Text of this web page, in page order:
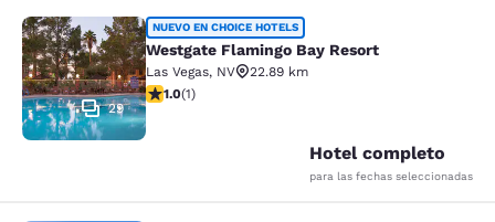
Westgate Flamingo Bay Resort
29
NUEVO EN CHOICE HOTELS
Westgate Flamingo Bay Resort
Las Vegas, NV
22.89 km
calificación de 1 estrella. Feria. 1 reseña
1.0(1)
Hotel completo
para las fechas seleccionadas